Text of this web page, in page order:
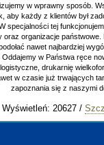
w wprawny sposób.
aby każdy z klientów był
specjalności tej
oraz organizacje
nawet najbardziej
Oddajemy w Państwa ręce
drukarnię
w czasie już trwających
zapoznania się z naszymi
Wyświetleń: 20627 /